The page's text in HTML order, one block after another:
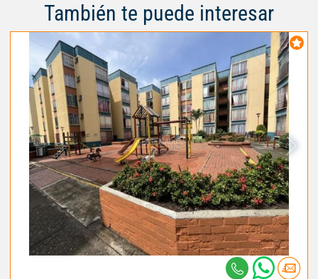
También te puede interesar